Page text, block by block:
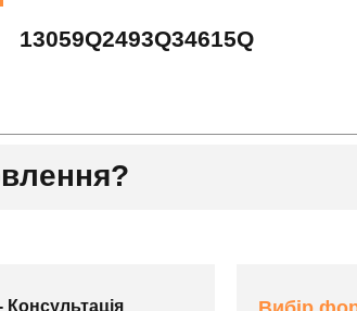
13059Q2493Q34615Q
Консультація